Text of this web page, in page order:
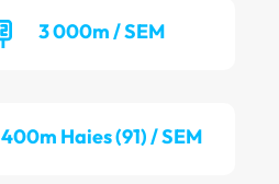
3 000m / SEM
400m Haies (91) / SEM